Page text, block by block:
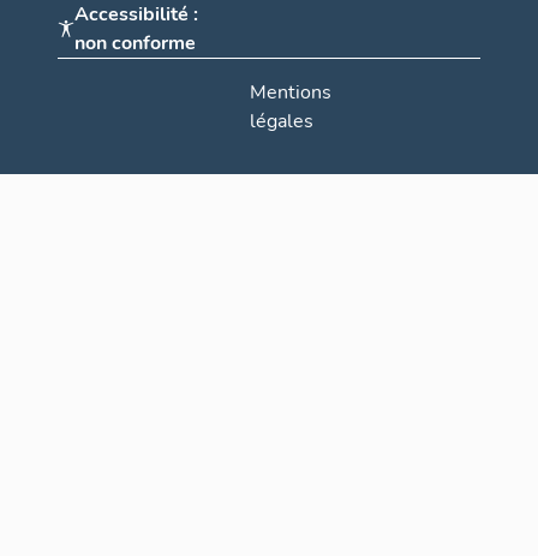
Accessibilité :
non conforme
Mentions
légales